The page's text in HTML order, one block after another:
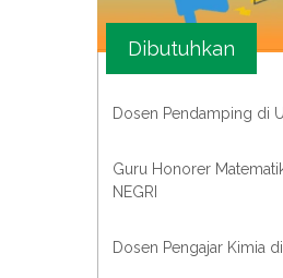
Dibutuhkan
Dosen Pendamping di
Guru Honorer
NEGRI
Dosen Pengajar Kimia